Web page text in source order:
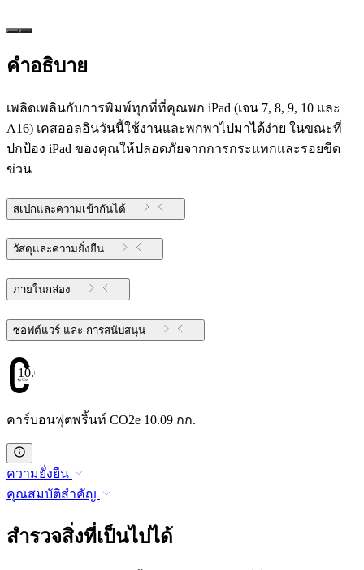
คำอธิบาย
เพลิดเพลินกับการพิมพ์ทุกที่ที่คุณพก iPad (เจน 7, 8, 9, 10 และ
A16) เคสออลอินวันนี้ใช้งานและพกพาไปมาได้ง่าย ในขณะที่
ปกป้อง iPad ของคุณให้ปลอดภัยจากการกระแทกและรอยขีด
ข่วน
สเปกและความเข้ากันได้
วัสดุและความยั่งยืน
ภายในกล่อง
ซอฟต์แวร์ และ การสนับสนุน
10.09
คาร์บอนฟุตพริ้นท์ CO2e 10.09 กก.
ความยั่งยืน
คุณสมบัติสำคัญ
สำรวจสิ่งที่เป็นไปได้